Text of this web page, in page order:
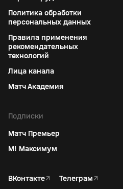
Политика обработки
персональных данных
Правила применения
рекомендательных
технологий
Лица канала
Матч Академия
Подписки
Матч Премьер
М! Максимум
ВКонтакте↗ Телеграм↗